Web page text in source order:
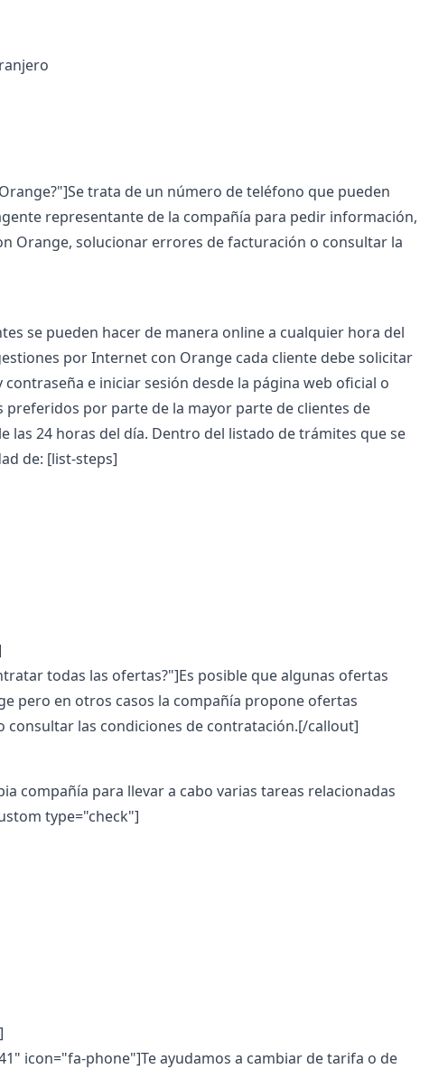
trata de un número de teléfono que pueden
representante de la compañía para pedir información,
Orange, solucionar errores de facturación o consultar la
se pueden hacer de manera online a cualquier hora del
por Internet con Orange cada cliente debe solicitar
e iniciar sesión desde la página web oficial o
preferidos por parte de la mayor parte de clientes de
24 horas del día. Dentro del listado de trámites que se
de: [list-steps]
todas las ofertas?"]Es posible que algunas ofertas
pero en otros casos la compañía propone ofertas
consultar las condiciones de contratación.[/callout]
compañía para llevar a cabo varias tareas relacionadas
type="check"]
icon="fa-phone"]Te ayudamos a cambiar de tarifa o de